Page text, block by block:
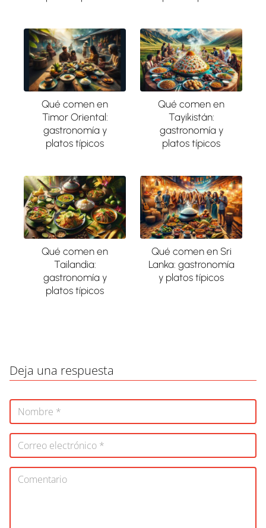
Qué comen en
Timor Oriental:
gastronomía y
platos típicos
Qué comen en
Tayikistán:
gastronomía y
platos típicos
Qué comen en
Tailandia:
gastronomía y
platos típicos
Qué comen en Sri
Lanka: gastronomía
y platos típicos
Deja una respuesta